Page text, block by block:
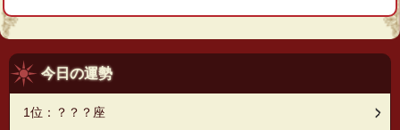
今日の運勢
1位：？？？座